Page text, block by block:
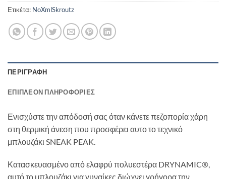
Ετικέτα: NoXmlSkroutz
ΠΕΡΙΓΡΑΦΉ
ΕΠΙΠΛΈΟΝ ΠΛΗΡΟΦΟΡΊΕΣ
Ενισχύστε την απόδοσή σας όταν κάνετε πεζοπορία χάρη
στη θερμική άνεση που προσφέρει αυτο το τεχνικό
μπλουζάκι SNEAK PEAK.
Κατασκευασμένο από ελαφρύ πολυεστέρα DRYNAMIC®,
αυτό το μπλουζάκι για γυναίκες διώχνει γρήγορα την